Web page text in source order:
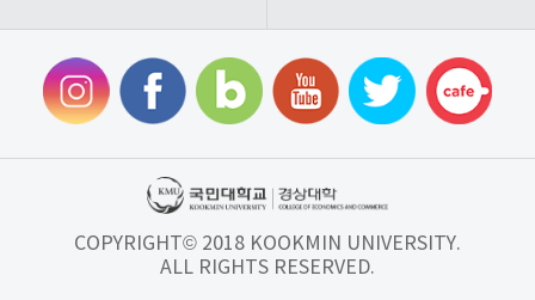
COPYRIGHT© 2018 KOOKMIN UNIVERSITY.
ALL RIGHTS RESERVED.